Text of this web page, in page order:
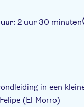
te maken met
weg langs de door
de Nieuwe
de San Juan, de
fort dat ooit het
veldslagen en
2 uur 30 minuten
in een
(El Morro)